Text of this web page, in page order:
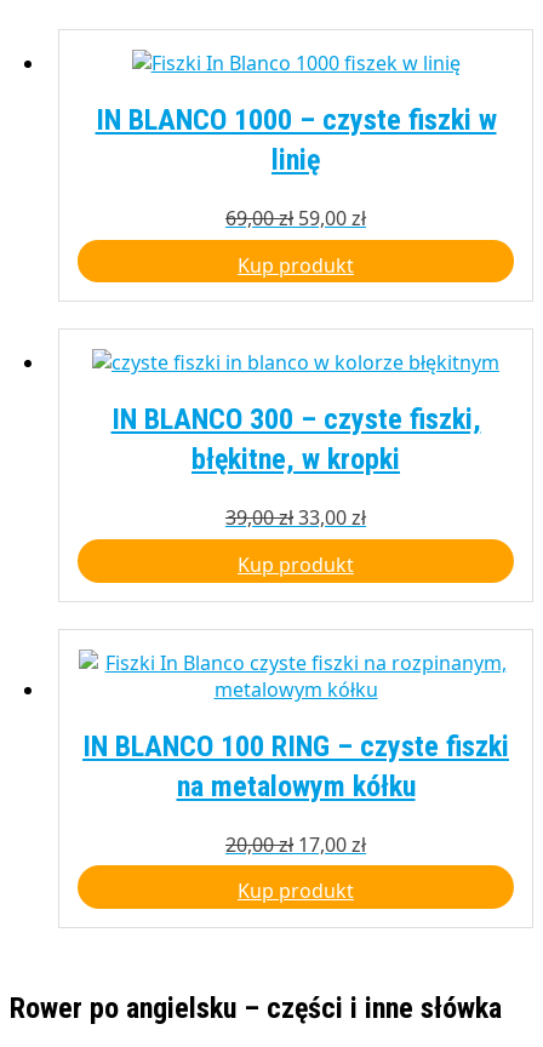
IN BLANCO 1000 – czyste fiszki w
linię
69,00zł Pierwotna
cena
wynosiła:
69,00 zł.
59,00złAktualna
cena
59,00 zł.
Kup produkt
IN BLANCO 300 – czyste fiszki,
błękitne, w kropki
39,00złPierwotna
cena
wynosiła:
39,00 zł.
33,00złAktualna
cena
33,00 zł.
Kup produkt
IN BLANCO 100 RING – czyste fiszki
na metalowym kółku
20,00zł Pierwotna
cena
wynosiła:
20,00 zł.
17,00złAktualna
cena
17,00 zł.
Kup produkt
Rower po angielsku – części i inne słówka